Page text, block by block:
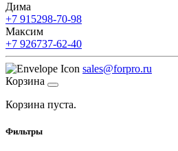
Дима
+7 915298-70-98
Максим
+7 926737-62-40
sales@forpro.ru
Корзина
Корзина пуста.
Фильтры